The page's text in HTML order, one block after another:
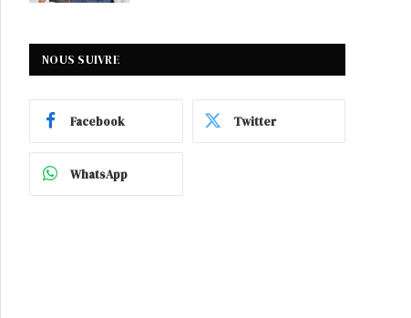
NOUS SUIVRE
Facebook Twitter
WhatsApp